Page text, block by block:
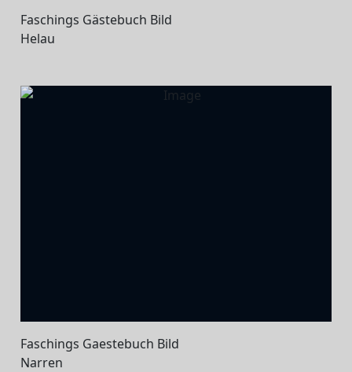
Faschings Gästebuch Bild
Helau
Faschings Gaestebuch Bild
Narren